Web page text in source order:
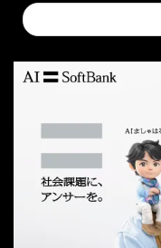
Conduct
a